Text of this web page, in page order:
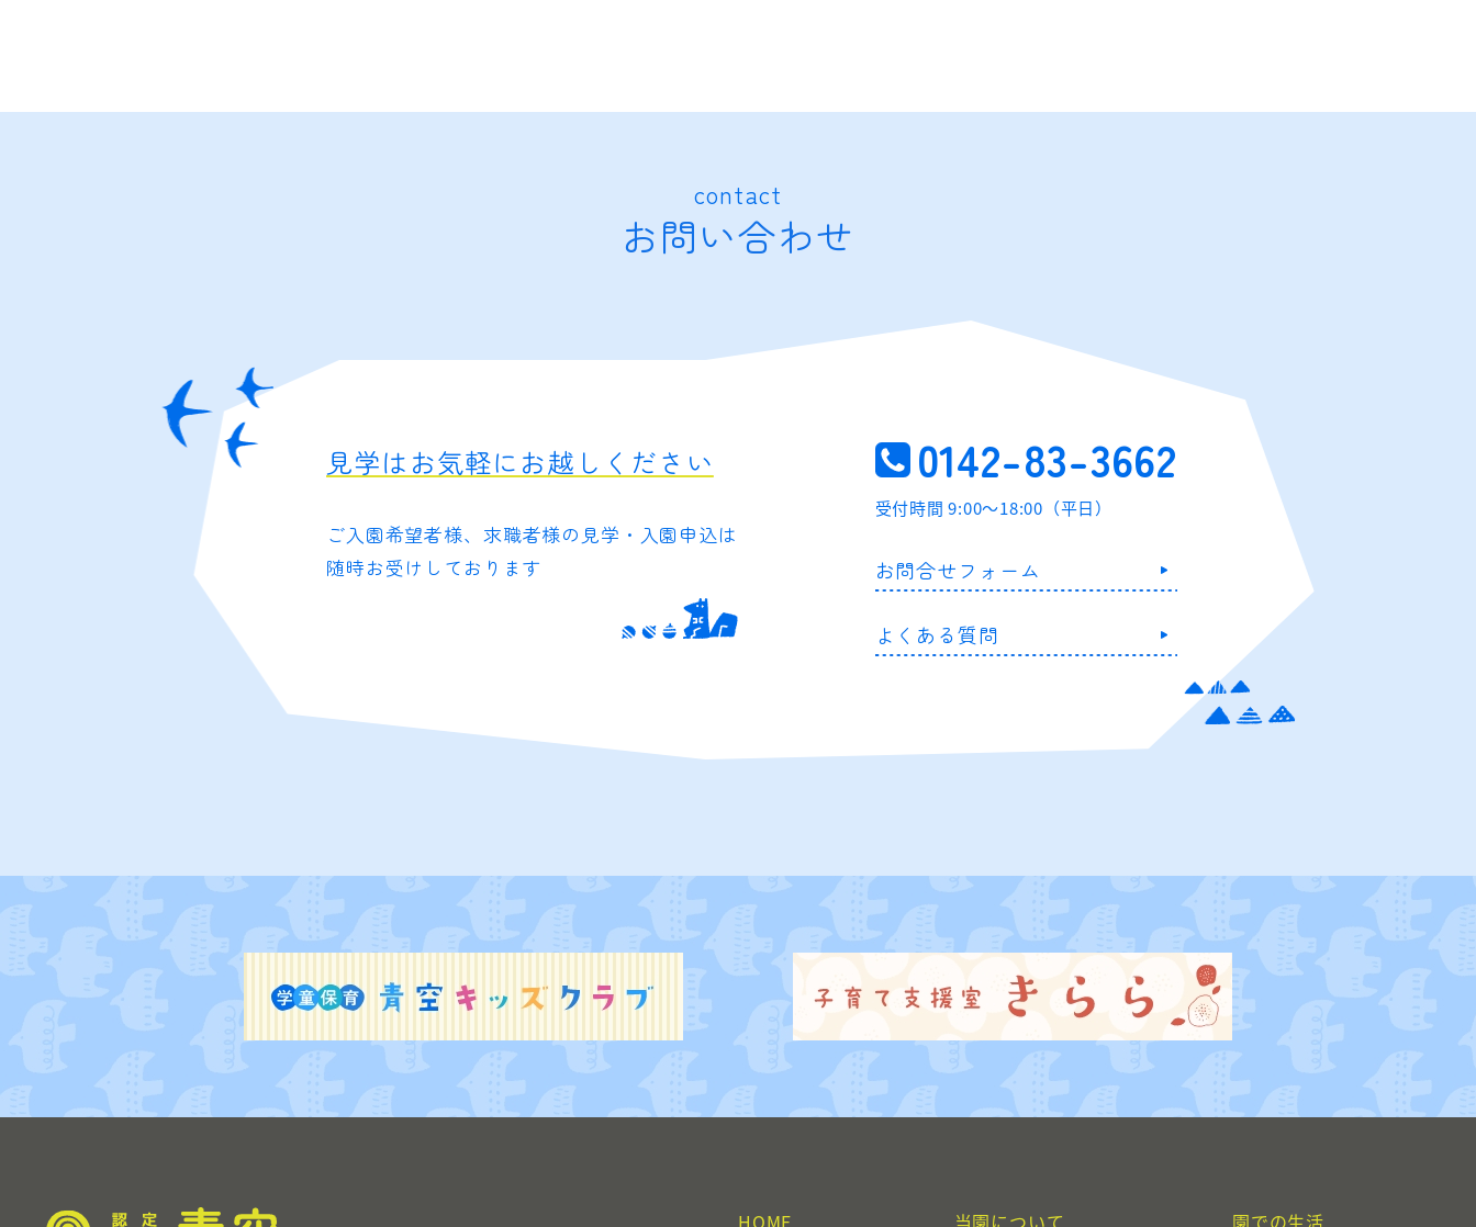
contact
お問い合わせ
見学はお気軽にお越しください
ご入園希望者様、求職者様の 見学・入園申込は
随時お受けしております
0142-83-3662
受付時間 9:00～18:00（平日）
お問合せフォーム
よくある質問